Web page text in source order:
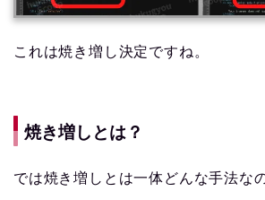
これは焼き増し決定ですね。
焼き増しとは？
では焼き増しとは一体どんな手法な